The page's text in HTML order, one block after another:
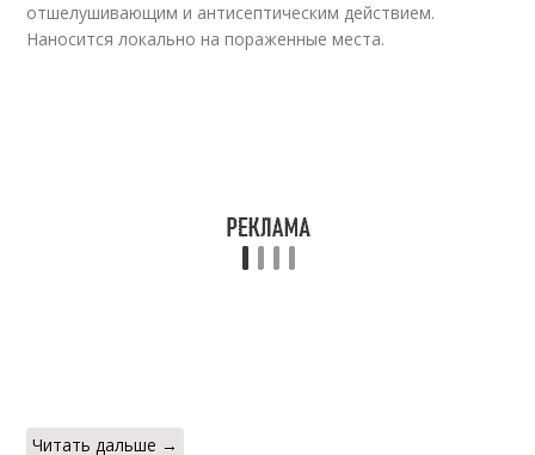
отшелушивающим и антисептическим действием.
Наносится локально на пораженные места.
Читать дальше →